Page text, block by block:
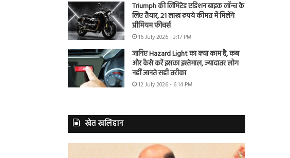
Triumph की लिमिटेड एडिशन बाइक लॉन्च के
लिए तैयार, 21 लाख रुपये कीमत में मिलेंगे
प्रीमियम फीचर्स
16 July 2026 - 3:17 PM
जानिए Hazard Light का क्या काम है, कब
और कैसे करें इसका इस्तेमाल, ज्यादातर लोग
नहीं जानते सही तरीका
12 July 2026 - 6:14 PM
खेत खलिहान